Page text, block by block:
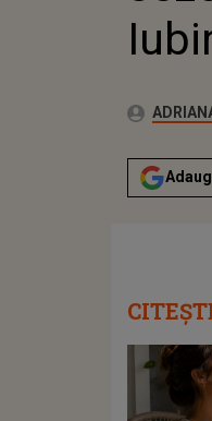
Autor: